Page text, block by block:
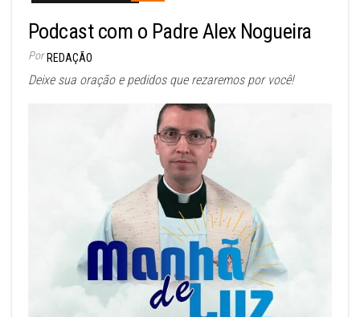
Podcast com o Padre Alex Nogueira
Por REDAÇÃO
Deixe sua oração e pedidos que rezaremos por você!